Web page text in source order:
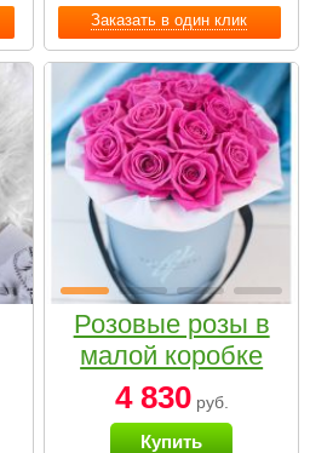
Заказать в один клик
Розовые розы в
малой коробке
4 830руб.
Купить